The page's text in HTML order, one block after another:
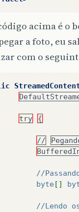
acima é o
a foto, eu
com o
try {
//
//
			byte
[]
//